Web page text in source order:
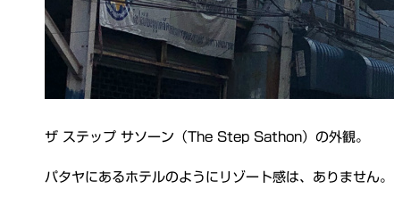
ザ ステップ サソーン（The Step Sathon）の外観。
パタヤにあるホテルのようにリゾート感は、ありません